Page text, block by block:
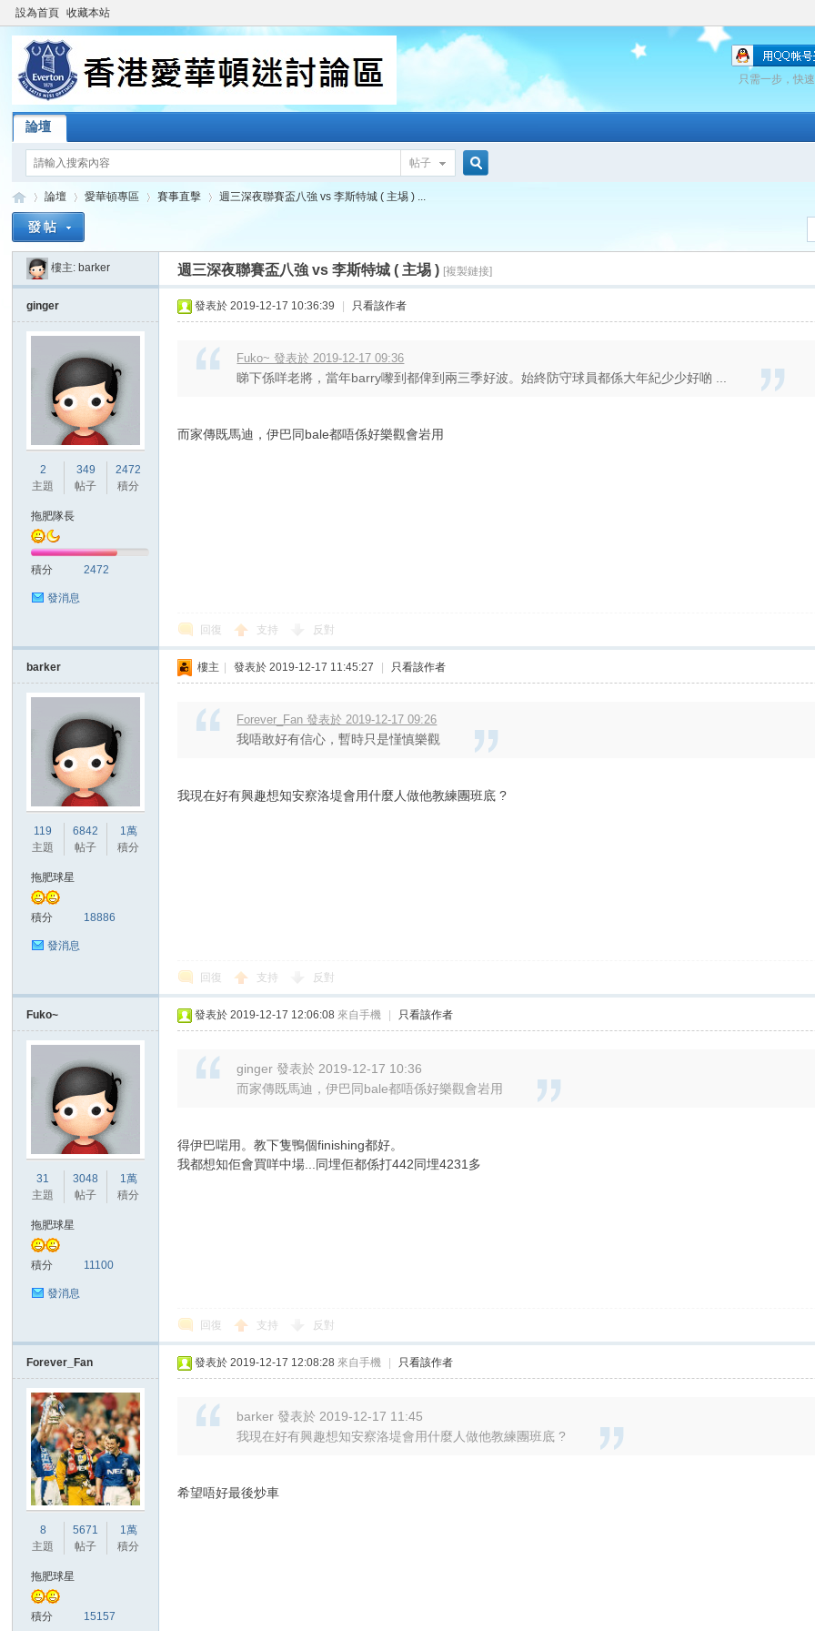
設為首頁 收藏本站
只需一步，快
論壇
帖子
索
»
論壇
›
愛華頓專區 賽事直擊
›
週三深夜聯賽盃八強 vs 李斯特城 ( 主埸 ) ...
樓主: barker 週三深夜聯賽盃八強 vs 李斯特城 ( 主埸 ) [複製鏈接]
ginger
2
主題
349
帖子
2472
積分
拖肥隊長
積分 2472
發消息
發表於 2019-12-17 10:36:39 只看該作者
Fuko~ 發表於 2019-12-17 09:36
睇下係咩老將，當年barry嚟到都俾到兩三季好波。始終防守球員都係大年紀少少好啲 ...
而家傳既馬迪，伊巴同bale都唔係好樂觀會岩用
回復 支持 反對
barker
119
主題
6842
帖子
1萬
積分
拖肥球星
積分 18886
發消息
樓主 發表於 2019-12-17 11:45:27 只看該作者
Forever_Fan 發表於 2019-12-17 09:26
我唔敢好有信心，暫時只是慬慎樂觀
我現在好有興趣想知安察洛堤會用什麼人做他教練團班底 ?
回復 支持 反對
Fuko~
31
主題
3048
帖子
1萬
積分
拖肥球星
積分 11100
發消息
發表於 2019-12-17 12:06:08 來自手機 只看該作者
ginger 發表於 2019-12-17 10:36
而家傳既馬迪，伊巴同bale都唔係好樂觀會岩用
得伊巴啱用。教下隻鴨個finishing都好。
我都想知佢會買咩中場...同埋佢都係打442同埋4231多
回復 支持 反對
Forever_Fan
8
主題
5671
帖子
1萬
積分
拖肥球星
積分 15157
發表於 2019-12-17 12:08:28 來自手機 只看該作者
barker 發表於 2019-12-17 11:45
我現在好有興趣想知安察洛堤會用什麼人做他教練團班底 ?
希望唔好最後炒車